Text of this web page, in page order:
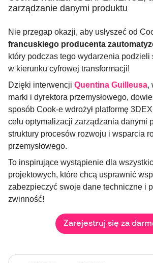
zarządzanie danymi produktu
Nie przegap okazji, aby usłyszeć od
francuskiego producenta
który podczas tego wydarzenia podzieli
w kierunku cyfrowej transformacji!
Dzięki interwencji Quentina Guilleusa,
marki i dyrektora przemysłowego,
sposób Cook-e wdrożył platformę
celu optymalizacji zarządzania danymi
struktury procesów rozwoju i wsparcia
przemysłowego.
To inspirujące wystąpienie dla
projektowych, które chcą usprawnić
zabezpieczyć swoje dane techniczne i
zwinność!
Zarejestruj się za